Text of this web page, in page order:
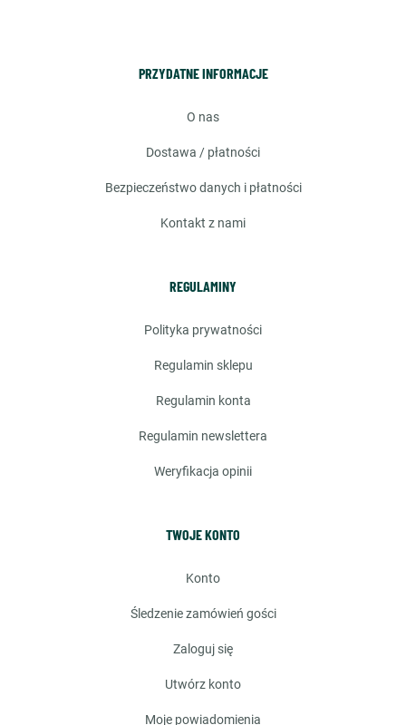
PRZYDATNE INFORMACJE
o nas
dostawa / płatności
bezpieczeństwo danych i płatności
kontakt z nami
REGULAMINY
polityka prywatności
regulamin sklepu
regulamin konta
regulamin newslettera
weryfikacja opinii
TWOJE KONTO
konto
śledzenie zamówień gości
zaloguj się
utwórz konto
moje powiadomienia